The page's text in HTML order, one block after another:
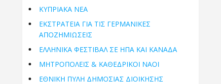
ΚΥΠΡΙΑΚΑ ΝΕΑ
ΕΚΣΤΡΑΤΕΙΑ ΓΙΑ ΤΙΣ ΓΕΡΜΑΝΙΚΕΣ
ΑΠΟΖΗΜΙΩΣΕΙΣ
ΕΛΛΗΝΙΚΆ ΦΕΣΤΙΒΆΛ ΣΕ ΗΠΑ ΚΑΙ ΚΑΝΑΔΑ
ΜΗΤΡΟΠΌΛΕΙΣ & ΚΑΘΕΔΡΙΚΟΊ ΝΑΟΊ
ΕΘΝΙΚΉ ΠΎΛΗ ΔΗΜΌΣΙΑΣ ΔΙΟΊΚΗΣΗΣ